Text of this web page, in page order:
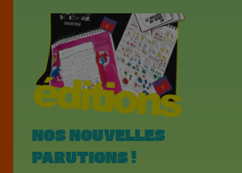
DÉSORMAIS
DISPONIBLE
NOS NOUVELLES
PARUTIONS !